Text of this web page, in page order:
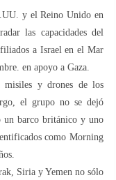
y el Reino Unido en
las capacidades del
a Israel en el Mar
en apoyo a Gaza.
misiles y drones de los
el grupo no se dejó
un barco británico y uno
como Morning
Siria y Yemen no sólo